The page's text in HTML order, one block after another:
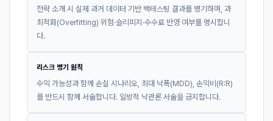
전략 소개 시 실제 과거 데이터 기반 백테스팅 결과를 병기하며, 과
최적화(Overfitting) 위험·슬리피지·수수료 반영 여부를 명시합니
다.
리스크 병기 원칙
수익 가능성과 함께 손실 시나리오, 최대 낙폭(MDD), 손익비(R:R)
를 반드시 함께 서술합니다. 일방적 낙관론 서술을 금지합니다.